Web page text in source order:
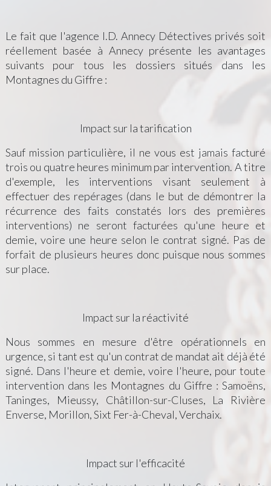
Le fait que l'agence I.D. Annecy Détectives privés soit
réellement basée à Annecy présente les avantages
suivants pour tous les dossiers situés dans les
Montagnes du Giffre :
Impact sur la tarification
Sauf mission particulière, il ne vous est jamais facturé
trois ou quatre heures minimum par intervention. A titre
d'exemple, les interventions visant seulement à
effectuer des repérages (dans le but de démontrer la
récurrence des faits constatés lors des premières
interventions) ne seront facturées qu'une heure et
demie, voire une heure selon le contrat signé. Pas de
forfait de plusieurs heures donc puisque nous sommes
sur place.
Impact sur la réactivité
Nous sommes en mesure d'être opérationnels en
urgence, si tant est qu'un contrat de mandat ait déjà été
signé. Dans l'heure et demie, voire l'heure, pour toute
intervention dans les Montagnes du Giffre : Samoëns,
Taninges, Mieussy, Châtillon-sur-Cluses, La Rivière
Enverse, Morillon, Sixt Fer-à-Cheval, Verchaix.
Impact sur l'efficacité